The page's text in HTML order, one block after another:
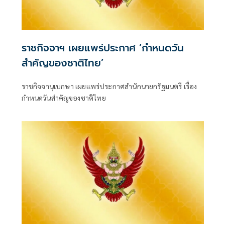
ราชกิจจาฯ เผยแพร่ประกาศ ‘กำหนดวัน
สำคัญของชาติไทย’
ราชกิจจานุเบกษา เผยแพร่ประกาศสำนักนายกรัฐมนตรี เรื่อง
กำหนดวันสำคัญของชาติไทย